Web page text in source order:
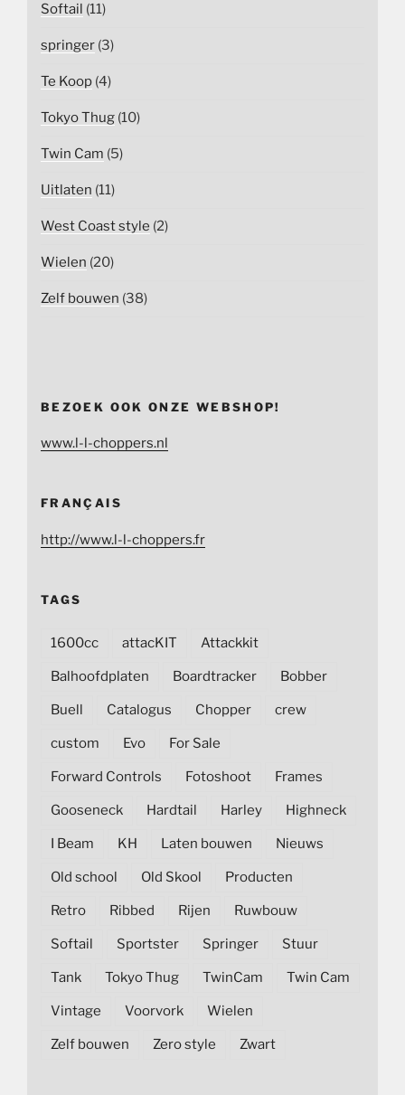
Softail (11)
springer (3)
Te Koop (4)
Tokyo Thug (10)
Twin Cam (5)
Uitlaten (11)
West Coast style (2)
Wielen (20)
Zelf bouwen (38)
BEZOEK OOK ONZE WEBSHOP!
www.l-l-choppers.nl
FRANÇAIS
http://www.l-l-choppers.fr
TAGS
1600cc attacKIT Attackkit
Balhoofdplaten Boardtracker Bobber
Buell Catalogus Chopper crew
custom Evo For Sale
Forward Controls Fotoshoot Frames
Gooseneck Hardtail Harley Highneck
I Beam KH Laten bouwen Nieuws
Old school Old Skool Producten
Retro Ribbed Rijen Ruwbouw
Softail Sportster Springer Stuur
Tank Tokyo Thug TwinCam Twin Cam
Vintage Voorvork Wielen
Zelf bouwen Zero style Zwart